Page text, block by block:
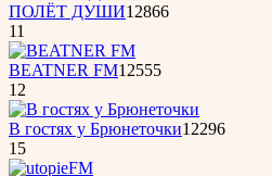
ПОЛЁТ ДУШИ12866
11
BEATNER FM12555
12
B гостях у Бpюнеточки12296
15